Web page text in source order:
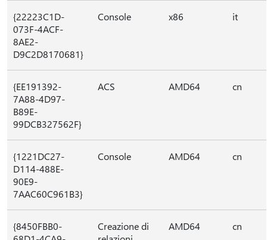
{22223C1D-
073F-4ACF-
8AE2-
D9C2D8170681}
Console x86 it
{EE191392-
7A88-4D97-
B89E-
99DCB327562F}
ACS AMD64 cn
{1221DC27-
D114-488E-
90E9-
7AAC60C961B3}
Console AMD64 cn
{8450FBB0-
Creazione di
AMD64 cn